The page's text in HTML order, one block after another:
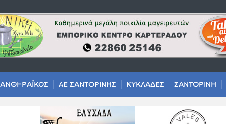
ΑΕ ΣΑΝΤΟΡΙΝΗΣ ΚΥΚΛΑΔΕΣ ΣΑΝΤΟΡΙΝΗ